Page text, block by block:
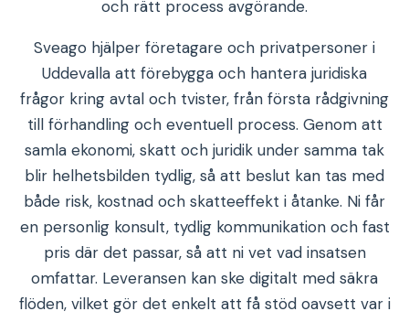
och rätt process avgörande.
Sveago hjälper företagare och privatpersoner i
Uddevalla att förebygga och hantera juridiska
frågor kring avtal och tvister, från första rådgivning
till förhandling och eventuell process. Genom att
samla ekonomi, skatt och juridik under samma tak
blir helhetsbilden tydlig, så att beslut kan tas med
både risk, kostnad och skatteeffekt i åtanke. Ni får
en personlig konsult, tydlig kommunikation och fast
pris där det passar, så att ni vet vad insatsen
omfattar. Leveransen kan ske digitalt med säkra
flöden, vilket gör det enkelt att få stöd oavsett var i